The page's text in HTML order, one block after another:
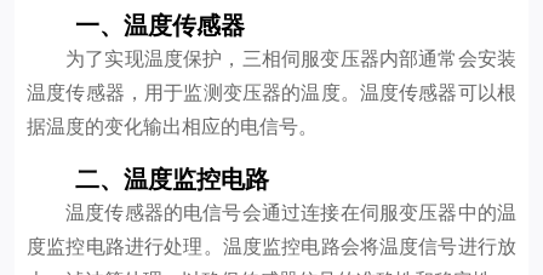
一、温度传感器
为了实现温度保护，三相伺服变压器内部通常会安装
温度传感器，用于监测变压器的温度。温度传感器可以根
据温度的变化输出相应的电信号。
二、温度监控电路
温度传感器的电信号会通过连接在伺服变压器中的温
度监控电路进行处理。温度监控电路会将温度信号进行放